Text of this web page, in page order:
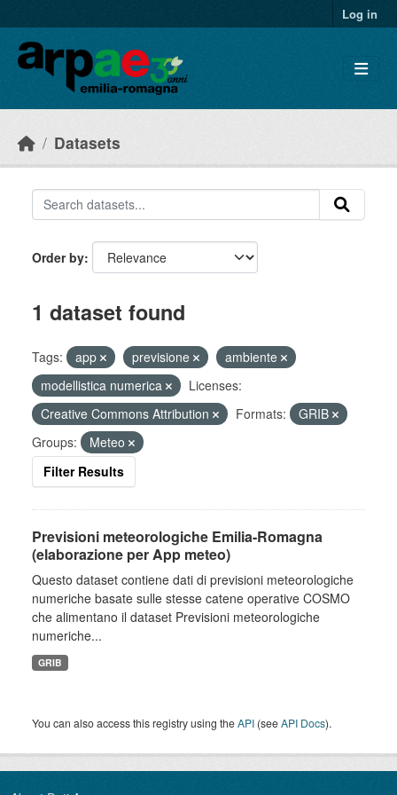
Log in
Datasets
Order by
1 dataset found
Tags: app previsione
ambiente
modellistica numerica
Licenses:
Creative Commons Attribution
Formats:
GRIB
Groups:
Meteo
Filter Results
Previsioni meteorologiche Emilia-Romagna
(elaborazione per App meteo)
Questo dataset contiene dati di previsioni meteorologiche
numeriche basate sulle stesse catene operative COSMO
che alimentano il dataset Previsioni meteorologiche
numeriche...
GRIB
You can also access this registry using theAPI (seeAPI Docs).